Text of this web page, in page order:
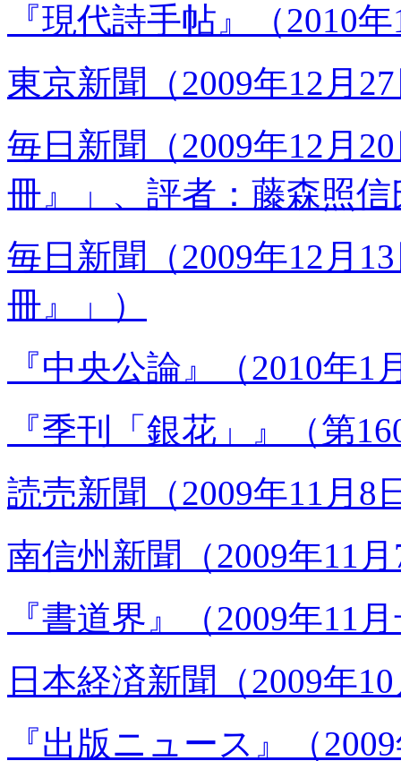
『現代詩手帖』（2010
東京新聞（2009年12月
毎日新聞（2009年12月
冊』」、評者：藤森照信
毎日新聞（2009年12月
冊』」）
『中央公論』（2010年1
『季刊「銀花」』（第
読売新聞（2009年11月8
南信州新聞（2009年11
『書道界』（2009年11
日本経済新聞（2009年
『出版ニュース』（